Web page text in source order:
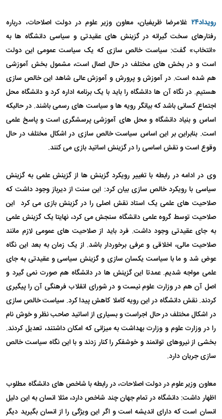
رویداد۲۴
غلامرضا ظریفیان، معاون وزیر علوم در دولت اصلاحات، درباره
رفتارهای سخت گیرانه در گزینش های عقیدتی و سیاسی دانشگاه ها به
«انتخاب» گفت: سیاست خالص سازی که یک سیاست عمومی این دولت
است و در بخش های مختلف در حال اعمال است، مشمول بخش آموزشی
هم شده است. در آموزش و پرورش و آموزش عالی شاهد این خالص سازی
هستیم. در نگاه آن ها دانشگاه را باید با یک برنامه اداره کرد و دانشگاه محل
اجتماع کسانی باشد که بیانگر رویه ها و سیاست های رسمی باشند. در حالیکه
اساس و بنیاد دانشگاه و محل های آموزشی پرسشگری است و پاسخ علمی
است. بنابراین بر این اساس سیاست خالص سازی در اشکال مختلف در حال
وقوع است و نقش اساسی را در گزینش اساتید بازی می کنند.
وی در ادامه در رابطه با تغییر رویکرد گزینش ها از گزینش علمی به گزینش
سیاسی با رویکرد خالص سازی بیان کرد: این سنت از دیرباز وجود داشت که
صلاحیت های علمی یک استاد نقش اصلی را در گزینش بازی می کرد این
صلاحیت توسط گروه علمی دانشگاه سنجش می کرد، نهایتا یک گزینش علمی
به جای عقیدتی وجود داشت. فرد باید از صلاحیت های عمومی لازم مانند
صلاحیت مالی، اخلاقی و عرفی برخوردار باشد. از یک زمان به بعد این نگاه
عوض شد و ما با سیاست یکسان سازی و گزینش سیاسی و عقیدتی به جای
علمی مواجه شدیم. عمدتا این گزینش ها در دانشگاه هم صورت نمی گیرد و
اصل آن هم در وزارت علوم نیست و در شورای انقلاب فرهنگی آن را پیگیری
کردند. نقش دانشگاه در این رویه کاملا کاهش پیدا کرد. سیاست خالص سازی
در اشکال مختلف در حال اجراست و بسیاری از اساتید صاحب نظر و خوش نام
را در وزارت علوم و وزارت بهداشت به میزانی که امکان داشتند، تعدیل کردند.
بخشی از نیروهای توانمند و خوشفکر را کنار زدند و با این نگاه سیاست خالص
سازی جریان دارد.
معاون وزیر علوم در دولت اصلاحات، در رابطه با شاخص های دانشگاه مطلوب
اظهار داشت: دانشگاه در تمام جهان چند شاخص دارد، مثلا انسان به این دلیل
انسان است که دارای اندیشه است و اگر این ویژگی را از انسان بگیرید دیگر